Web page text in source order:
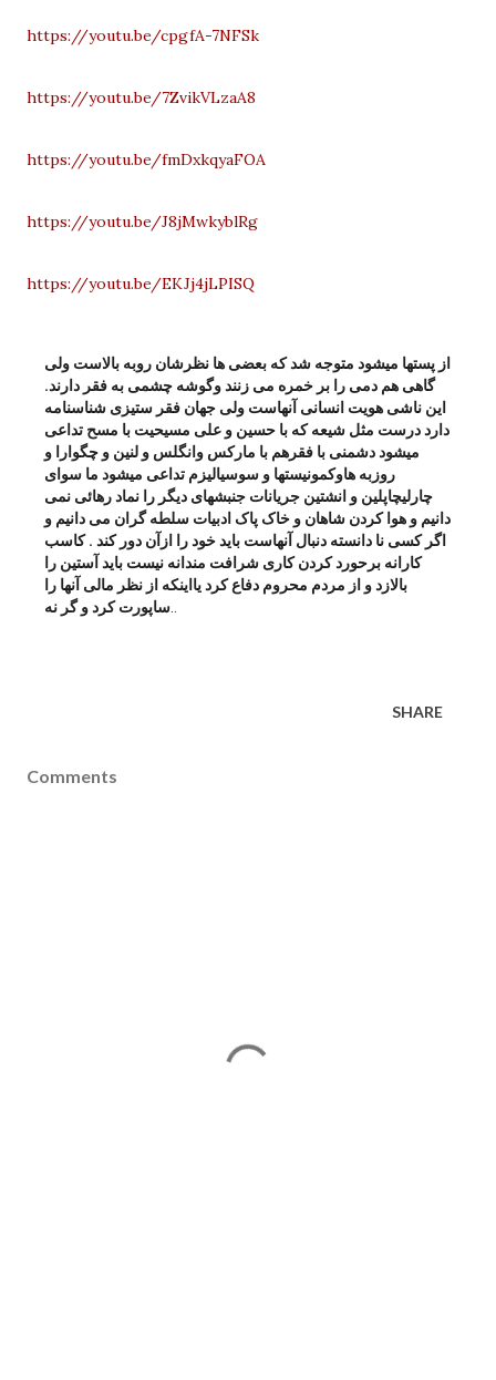
https://youtu.be/cpgfA-7NFSk
https://youtu.be/7ZvikVLzaA8
https://youtu.be/fmDxkqyaFOA
https://youtu.be/J8jMwkyblRg
https://youtu.be/EKJj4jLPISQ
s
از پستها میشود متوجه شد که بعضی ها نظرشان روبه بالاست ولی
گاهی هم دمی را بر خمره می زنند وگوشه چشمی به فقر دارند.
این ناشی هویت انسانی آنهاست ولی جهان فقر ستیزی شناسنامه
دارد درست مثل شیعه که با حسین و علی مسیحیت با مسح تداعی
میشود دشمنی با فقرهم با مارکس وانگلس و لنین و چگوارا و
روزبه هاوکمونیستها و سوسیالیزم تداعی میشود ما سوای
چارلیچاپلین و انشتین جریانات جنبشهای دیگر را نماد رهائی نمی
دانیم و هوا کردن شاهان و خاک پاک ادبیات سلطه گران می دانیم و
اگر کسی نا دانسته دنبال آنهاست باید خود را ازآن دور کند . کاسب
کارانه برحورد کردن کاری شرافت مندانه نیست باید آستین را
بالازد و از مردم محروم دفاع کرد یااینکه از نظر مالی آنها را
ساپورت کرد و گر نه
SHARE
Comments